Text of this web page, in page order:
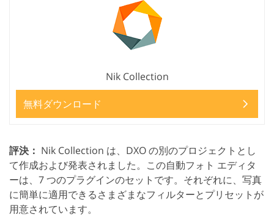
Nik Collection
無料ダウンロード
評決： Nik Collection は、DXO の別のプロジェクトとし
て作成および発表されました。この自動フォト エディタ
ーは、7 つのプラグインのセットです。それぞれに、写真
に簡単に適用できるさまざまなフィルターとプリセットが
用意されています。